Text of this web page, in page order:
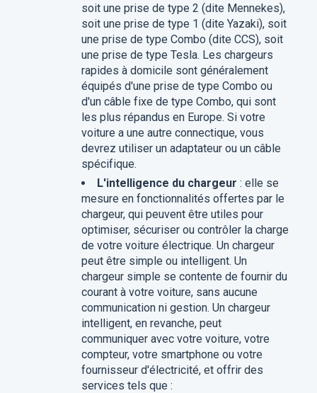
soit une prise de type 2 (dite Mennekes),
soit une prise de type 1 (dite Yazaki), soit
une prise de type Combo (dite CCS), soit
une prise de type Tesla. Les chargeurs
rapides à domicile sont généralement
équipés d'une prise de type Combo ou
d'un câble fixe de type Combo, qui sont
les plus répandus en Europe. Si votre
voiture a une autre connectique, vous
devrez utiliser un adaptateur ou un câble
spécifique.
L'intelligence du chargeur : elle se
mesure en fonctionnalités offertes par le
chargeur, qui peuvent être utiles pour
optimiser, sécuriser ou contrôler la charge
de votre voiture électrique. Un chargeur
peut être simple ou intelligent. Un
chargeur simple se contente de fournir du
courant à votre voiture, sans aucune
communication ni gestion. Un chargeur
intelligent, en revanche, peut
communiquer avec votre voiture, votre
compteur, votre smartphone ou votre
fournisseur d'électricité, et offrir des
services tels que :